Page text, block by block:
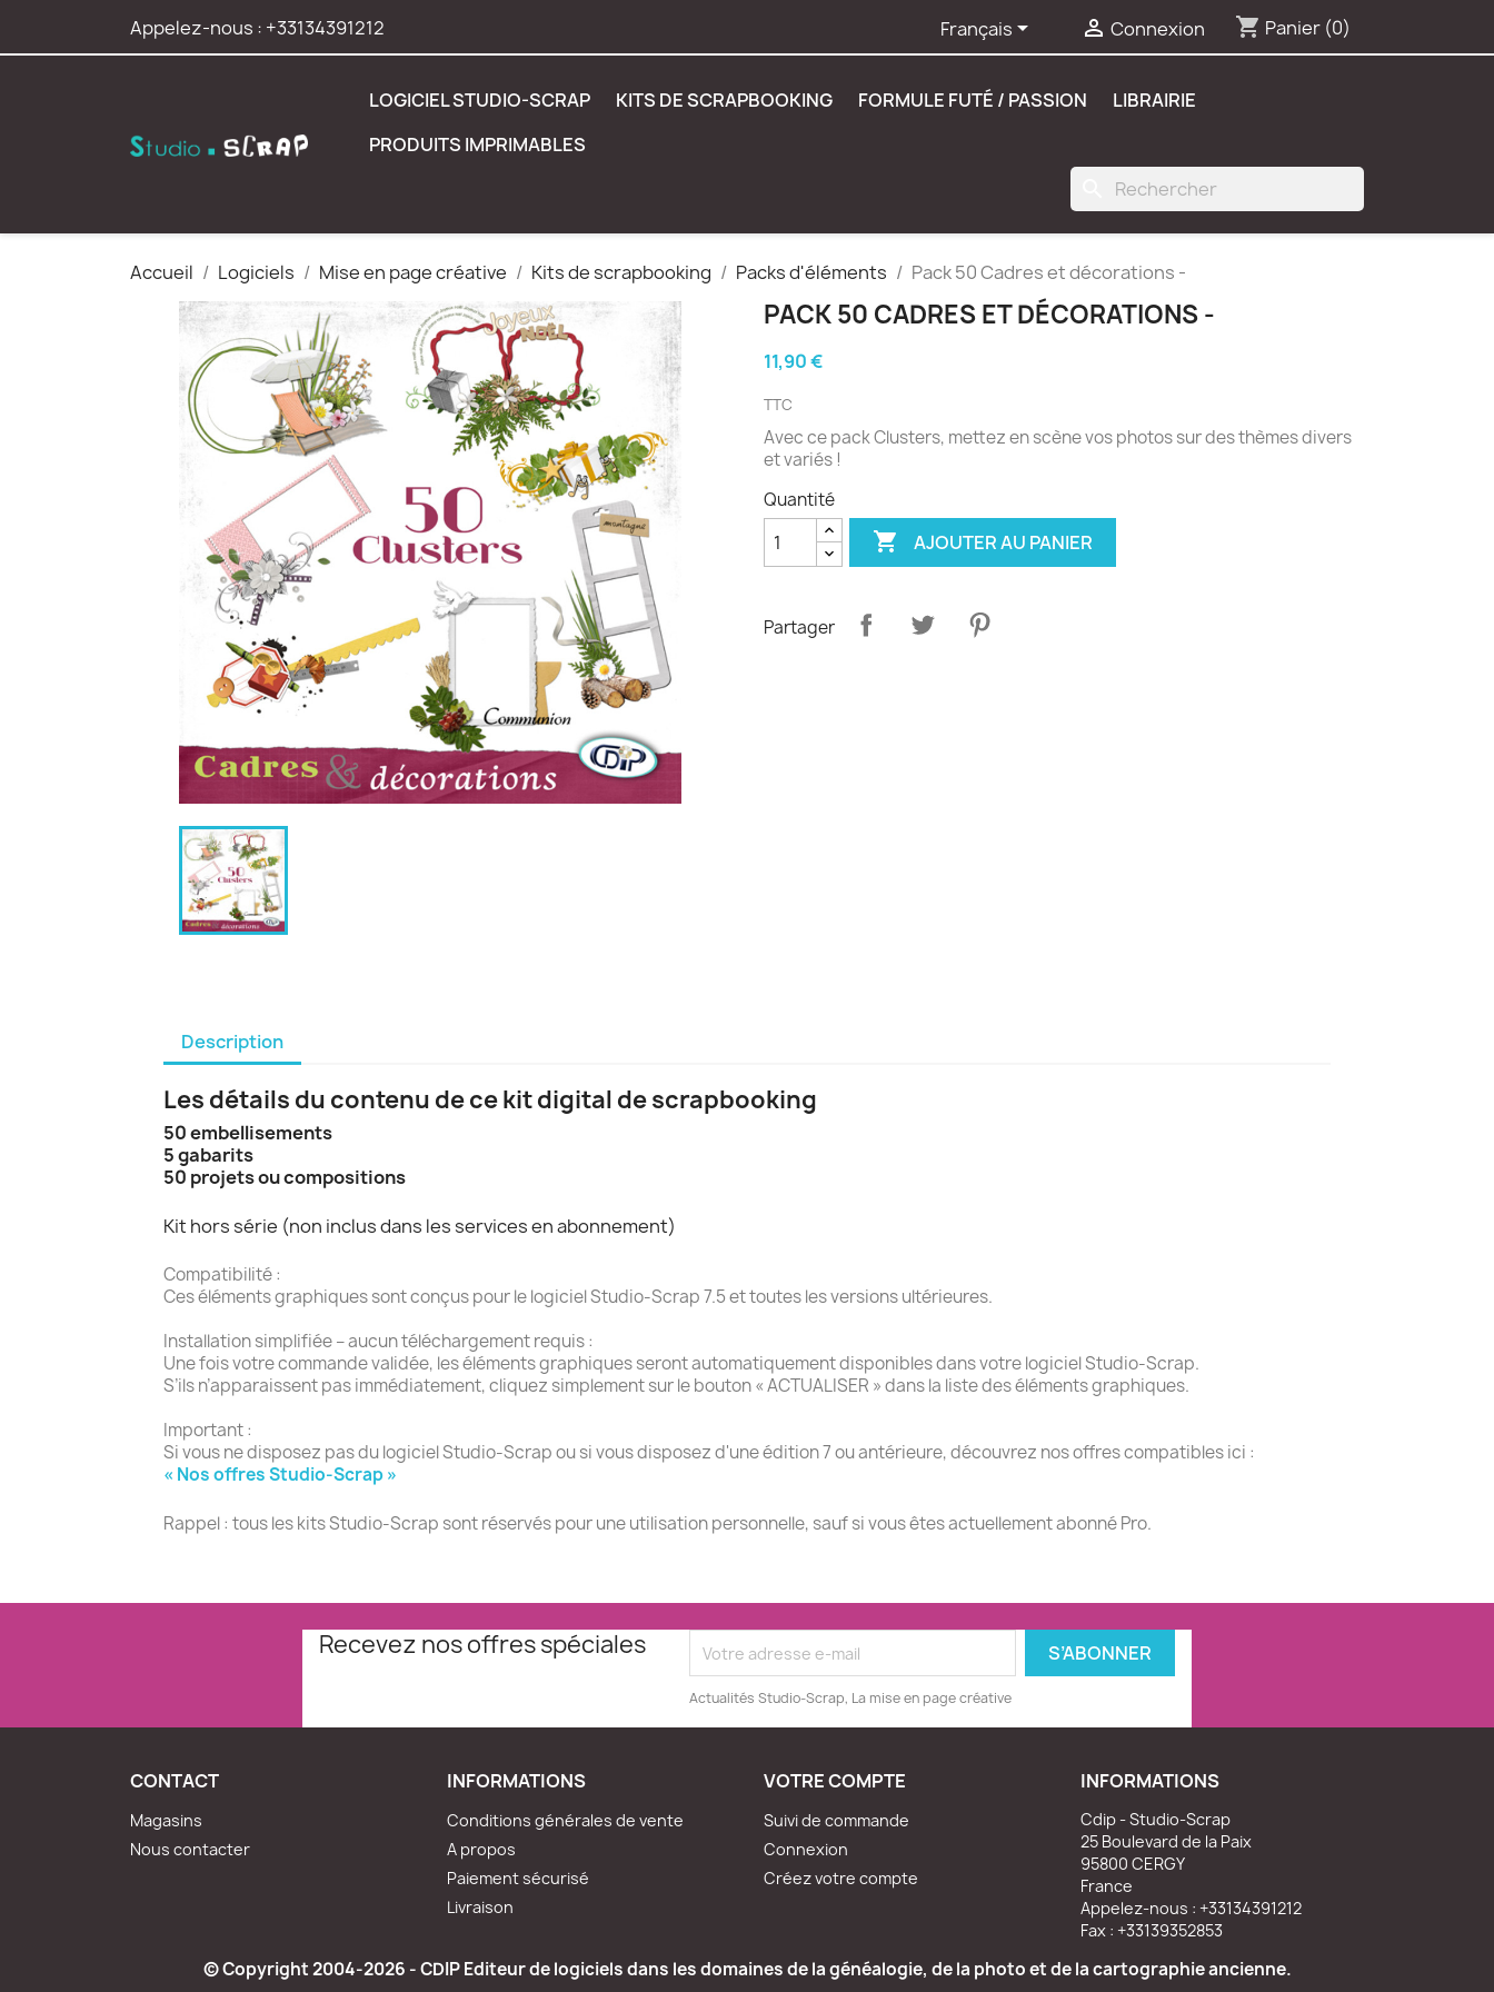
Appelez-nous : +33134391212 Français  Connexion shopping_cart Panier (0)
LOGICIEL STUDIO-SCRAP KITS DE SCRAPBOOKING FORMULE FUTÉ / PASSION
LIBRAIRIE
PRODUITS IMPRIMABLES
Accueil Logiciels Mise en page créative Kits de scrapbooking Packs d'éléments Pack 50 Cadres et décorations -
PACK 50 CADRES ET DÉCORATIONS -
11,90 €
TTC
Avec ce pack Clusters, mettez en scène vos photos sur des thèmes divers
et variés !
Quantité
 AJOUTER AU PANIER
Partager
Description
Les détails du contenu de ce kit digital de scrapbooking
50 embellisements
5 gabarits
50 projets ou compositions
Kit hors série (non inclus dans les services en abonnement)
Compatibilité :
Ces éléments graphiques sont conçus pour le logiciel Studio-Scrap 7.5 et toutes les versions ultérieures.
Installation simplifiée – aucun téléchargement requis :
Une fois votre commande validée, les éléments graphiques seront automatiquement disponibles dans votre logiciel Studio-Scrap.
S’ils n’apparaissent pas immédiatement, cliquez simplement sur le bouton « ACTUALISER » dans la liste des éléments graphiques.
Important :
Si vous ne disposez pas du logiciel Studio-Scrap ou si vous disposez d'une édition 7 ou antérieure, découvrez nos offres compatibles ici :
« Nos offres Studio-Scrap »
Rappel : tous les kits Studio-Scrap sont réservés pour une utilisation personnelle, sauf si vous êtes actuellement abonné Pro.
Recevez nos offres spéciales
Actualités Studio-Scrap, La mise en page créative
CONTACT
Magasins
Nous contacter
INFORMATIONS
Conditions générales de vente
A propos
Paiement sécurisé
Livraison
VOTRE COMPTE
Suivi de commande
Connexion
Créez votre compte
INFORMATIONS
Cdip - Studio-Scrap
25 Boulevard de la Paix
95800 CERGY
France
Appelez-nous : +33134391212
Fax : +33139352853
© Copyright 2004-2026 - CDIP Editeur de logiciels dans les domaines de la généalogie, de la photo et de la cartographie ancienne.